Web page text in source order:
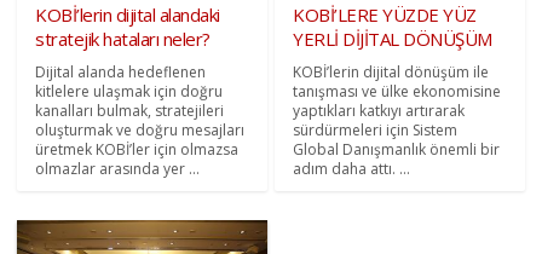
KOBİ’lerin dijital alandaki
stratejik hataları neler?
Dijital alanda hedeflenen
kitlelere ulaşmak için doğru
kanalları bulmak, stratejileri
oluşturmak ve doğru mesajları
üretmek KOBİ’ler için olmazsa
olmazlar arasında yer ...
KOBİ’LERE YÜZDE YÜZ
YERLİ DİJİTAL DÖNÜŞÜM
KOBİ’lerin dijital dönüşüm ile
tanışması ve ülke ekonomisine
yaptıkları katkıyı artırarak
sürdürmeleri için Sistem
Global Danışmanlık önemli bir
adım daha attı. ...